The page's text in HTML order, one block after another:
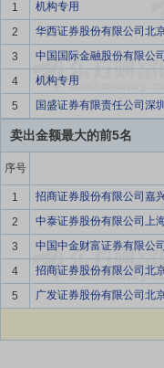
1
机构专用
2
华西证券股份有限公司北
3
中国国际金融股份有限公
4
机构专用
5
国盛证券有限责任公司深
卖出金额最大的前5名
序号
1
招商证券股份有限公司嘉
2
中泰证券股份有限公司上
3
中国中金财富证券有限公
4
招商证券股份有限公司北
5
广发证券股份有限公司北